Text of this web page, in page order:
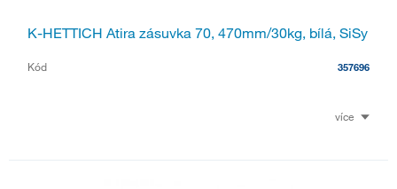
K-HETTICH Atira zásuvka 70, 470mm/30kg, bílá, SiSy
Kód 357696
více